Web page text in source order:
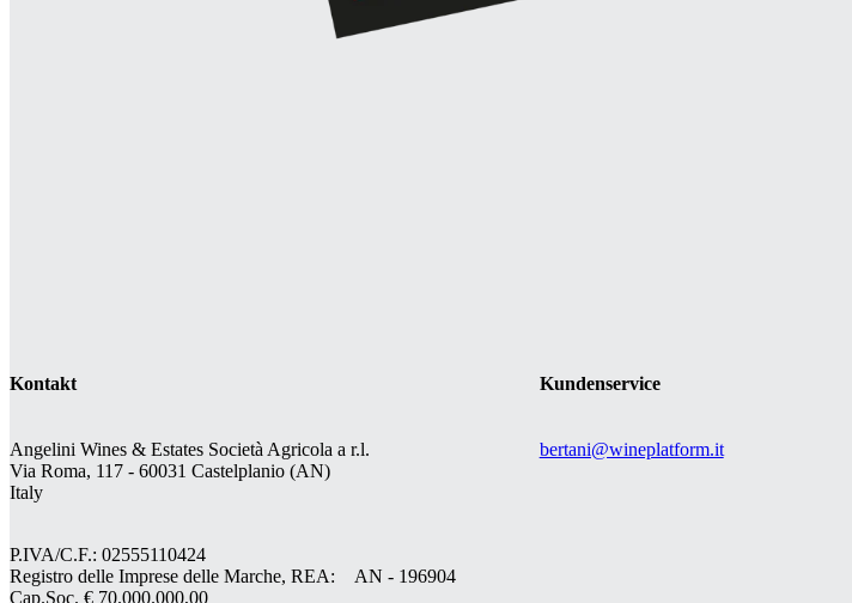
Kontakt
Angelini Wines & Estates Società Agricola a r.l.
Via Roma, 117 - 60031 Castelplanio (AN)
Italy
P.IVA/C.F.: 02555110424
Registro delle Imprese delle Marche, REA: AN - 196904
Cap.Soc. € 70.000.000,00
Kundenservice
bertani@wineplatform.it